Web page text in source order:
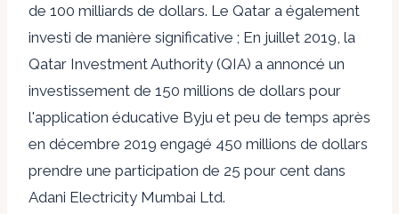
de 100 milliards de dollars. Le Qatar a également
investi de manière significative ; En juillet 2019, la
Qatar Investment Authority (QIA) a annoncé un
investissement de 150 millions de dollars pour
l'application éducative Byju et peu de temps après
en décembre 2019 engagé 450 millions de dollars
prendre une participation de 25 pour cent dans
Adani Electricity Mumbai Ltd.